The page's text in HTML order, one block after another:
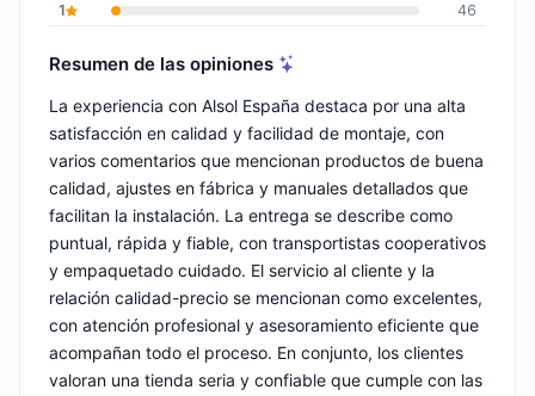
1
46
Resumen de las opiniones
La experiencia con Alsol España destaca por una alta
satisfacción en calidad y facilidad de montaje, con
varios comentarios que mencionan productos de buena
calidad, ajustes en fábrica y manuales detallados que
facilitan la instalación. La entrega se describe como
puntual, rápida y fiable, con transportistas cooperativos
y empaquetado cuidado. El servicio al cliente y la
relación calidad-precio se mencionan como excelentes,
con atención profesional y asesoramiento eficiente que
acompañan todo el proceso. En conjunto, los clientes
valoran una tienda seria y confiable que cumple con las